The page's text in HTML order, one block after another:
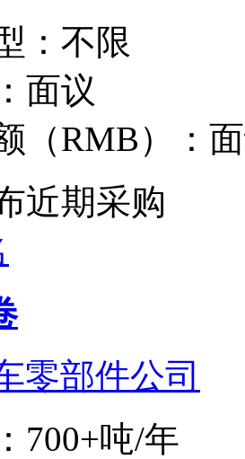
： 不限
面议
（RMB）：
近期采购
零部件公司
700+吨/年